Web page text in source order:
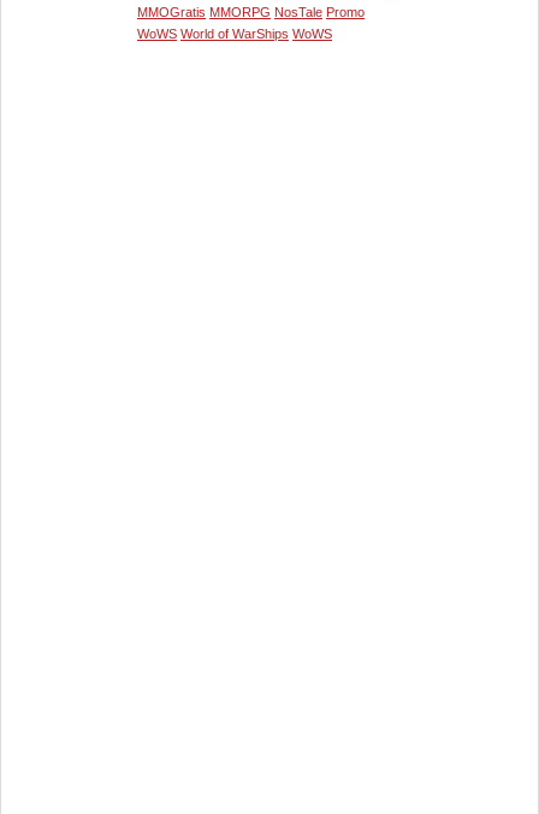
MMOGratis MMORPG NosTale Promo
WoWS World of WarShips WoWS